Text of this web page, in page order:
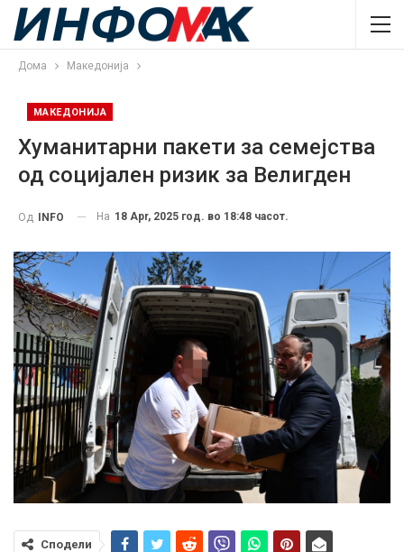
Дома Македонија
МАКЕДОНИЈА
Хуманитарни пакети за семејства
од социјален ризик за Велигден
Од INFO На 18 Apr, 2025 год. во 18:48 часот.
Сподели